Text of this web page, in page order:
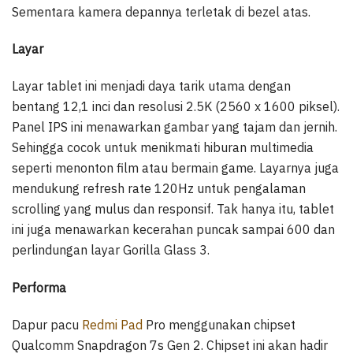
Sementara kamera depannya terletak di bezel atas.
Layar
Layar tablet ini menjadi daya tarik utama dengan
bentang 12,1 inci dan resolusi 2.5K (2560 x 1600 piksel).
Panel IPS ini menawarkan gambar yang tajam dan jernih.
Sehingga cocok untuk menikmati hiburan multimedia
seperti menonton film atau bermain game. Layarnya juga
mendukung refresh rate 120Hz untuk pengalaman
scrolling yang mulus dan responsif. Tak hanya itu, tablet
ini juga menawarkan kecerahan puncak sampai 600 dan
perlindungan layar Gorilla Glass 3.
Performa
Dapur pacu Redmi Pad Pro menggunakan chipset
Qualcomm Snapdragon 7s Gen 2. Chipset ini akan hadir